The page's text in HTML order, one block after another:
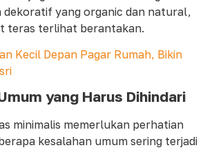
dekoratif yang organic dan natural,
teras terlihat berantakan.
Kecil Depan Pagar Rumah, Bikin
yang Harus Dihindari
minimalis memerlukan perhatian
kesalahan umum sering terjadi